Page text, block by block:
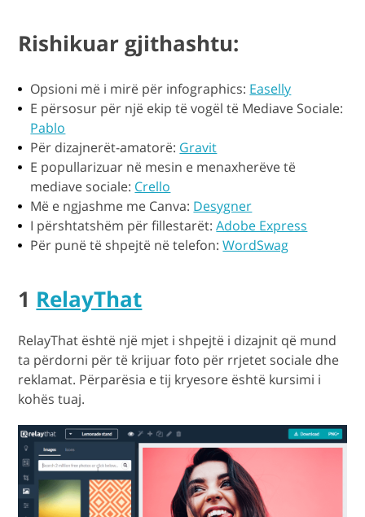
Rishikuar gjithashtu:
Opsioni më i mirë për infographics: Easelly
E përsosur për një ekip të vogël të Mediave Sociale:
Pablo
Për dizajnerët-amatorë: Gravit
E popullarizuar në mesin e menaxherëve të
mediave sociale: Crello
Më e ngjashme me Canva: Desygner
I përshtatshëm për fillestarët:Adobe Express
Për punë të shpejtë në telefon:WordSwag
1 RelayThat
RelayThat është një mjet i shpejtë i dizajnit që mund
ta përdorni për të krijuar foto për rrjetet sociale dhe
reklamat. Përparësia e tij kryesore është kursimi i
kohës tuaj.